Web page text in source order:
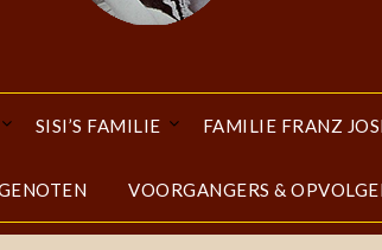
SISI’S FAMILIE FAMILIE FRANZ
VOORGANGERS &